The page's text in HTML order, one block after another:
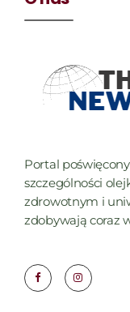
Portal
szczególności
zdrowotnym i
zdobywają coraz